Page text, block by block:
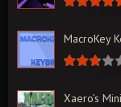
MacroKey
Xaero’s